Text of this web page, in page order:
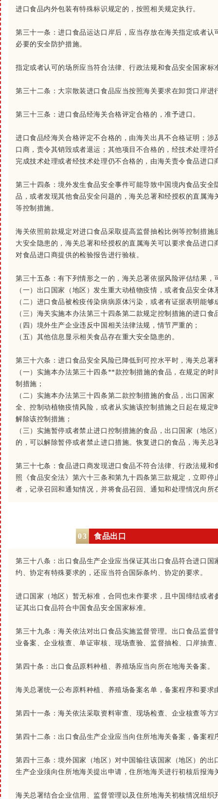
进口食品内外包装有特殊标识规定的，按照相关规定执行。
第三十一条：进口食品运达口岸后，应当存放在海关指定或者
必要的安全防护措施。
指定或者认可的场所应当符合法律、行政法规和食品安全国家标
第三十二条： 大宗散装进口食品应当按照海关要求在卸货口岸进
第三十三条：进口食品经海关合格评定合格的，准予进口。
进口食品经海关合格评定不合格的，由海关出具不合格证明；
口商，责令其销毁或者退运；其他项目不合格的，经技术处理
完成技术处理或者经技术处理仍不合格的，由海关责令食品进口
第三十四条：境外发生食品安全事件可能导致中国境内食品安
品，或者发现其他食品安全问题的，海关总署和经授权的直属
等控制措施。
海关依照前款规定对进口食品采取提高监督抽检比例等控制措
大安全隐患的，海关总署和经授权的直属海关可以要求食品进
对食品进口商提供的检验报告进行验核。
第三十五条：有下列情形之一的，海关总署依据风险评估结果
（一）出口国家（地区）发生重大动植物疫情，或者食品安全
（二）进口食品被检疫传染病病原体污染，或者有证据表明能
（三）海关实施本办法第三十四条第二款规定控制措施的进口
（四）境外生产企业违反中国相关法律法规，情节严重的；
（五）其他信息显示相关食品存在重大安全隐患的。
第三十六条：进口食品安全风险已降低到可控水平时，海关总
（一）实施本办法第三十四条**款控制措施的食品，在规定的
制措施；
（二）实施本办法第三十四条第二款控制措施的食品，出口国
全、控制动植物疫情风险，或者从实施该控制措施之日起在规
解除该控制措施；
（三）实施暂停或者禁止进口控制措施的食品，出口国家（地
的，可以解除暂停或者禁止进口措施。恢复进口的食品，海关
第三十七条：食品进口商发现进口食品不符合法律、行政法规
照《食品安全法》第六十三条和第九十四条第三款规定，立即
者，记录召回和通知情况，并将食品召回、通知和处理情况向所
03 食品出口
第三十八条： 出口食品生产企业应当保证其出口食品符合进口
约、协定有特殊要求的，还应当符合国际条约、协定的要求。
进口国家（地区）暂无标准，合同也未作要求，且中国缔结或
证其出口食品符合中国食品安全国家标准。
第三十九条：海关依法对出口食品实施监督管理。出口食品监
业备案、企业核查、单证审核、现场查验、监督抽检、口岸抽查
第四十条： 出口食品原料种植、养殖场应当向所在地海关备案。
海关总署统一公布原料种植、养殖场备案名单，备案程序和要求
第四十一条：海关依法采取资料审查、现场检查、企业核查等
第四十二条： 出口食品生产企业应当向住所地海关备案，备案程
第四十三条：境外国家（地区）对中国输往该国家（地区）的
生产企业须向住所地海关提出申请，住所地海关进行初核后报海
海关总署结合企业信用、监督管理以及住所地海关初核情况组